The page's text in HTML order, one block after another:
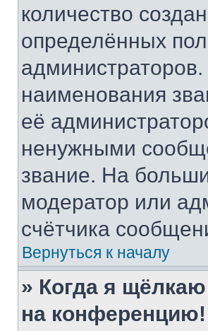
количество
определённых
наименования
её
ненужными
звание. На
модератор или
счётчика
Вернуться к началу
» Когда я
на конференцию!